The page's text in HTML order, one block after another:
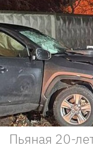
Пьяная 20-